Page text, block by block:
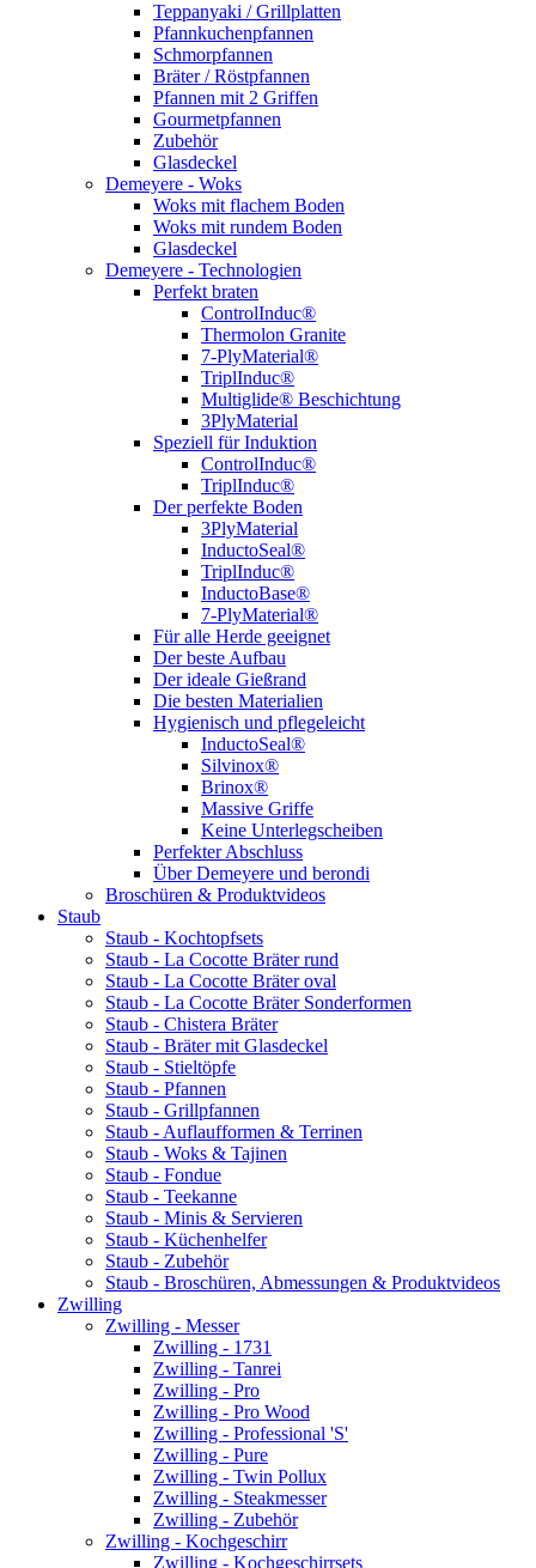
Teppanyaki / Grillplatten
Pfannkuchenpfannen
Schmorpfannen
Bräter / Röstpfannen
Pfannen mit 2 Griffen
Gourmetpfannen
Zubehör
Glasdeckel
Demeyere - Woks
Woks mit flachem Boden
Woks mit rundem Boden
Glasdeckel
Demeyere - Technologien
Perfekt braten
ControlInduc®
Thermolon Granite
7-PlyMaterial®
TriplInduc®
Multiglide® Beschichtung
3PlyMaterial
Speziell für Induktion
ControlInduc®
TriplInduc®
Der perfekte Boden
3PlyMaterial
InductoSeal®
TriplInduc®
InductoBase®
7-PlyMaterial®
Für alle Herde geeignet
Der beste Aufbau
Der ideale Gießrand
Die besten Materialien
Hygienisch und pflegeleicht
InductoSeal®
Silvinox®
Brinox®
Massive Griffe
Keine Unterlegscheiben
Perfekter Abschluss
Über Demeyere und berondi
Broschüren & Produktvideos
Staub
Staub - Kochtopfsets
Staub - La Cocotte Bräter rund
Staub - La Cocotte Bräter oval
Staub - La Cocotte Bräter Sonderformen
Staub - Chistera Bräter
Staub - Bräter mit Glasdeckel
Staub - Stieltöpfe
Staub - Pfannen
Staub - Grillpfannen
Staub - Auflaufformen & Terrinen
Staub - Woks & Tajinen
Staub - Fondue
Staub - Teekanne
Staub - Minis & Servieren
Staub - Küchenhelfer
Staub - Zubehör
Staub - Broschüren, Abmessungen & Produktvideos
Zwilling
Zwilling - Messer
Zwilling - 1731
Zwilling - Tanrei
Zwilling - Pro
Zwilling - Pro Wood
Zwilling - Professional 'S'
Zwilling - Pure
Zwilling - Twin Pollux
Zwilling - Steakmesser
Zwilling - Zubehör
Zwilling - Kochgeschirr
Zwilling - Kochgeschirrsets